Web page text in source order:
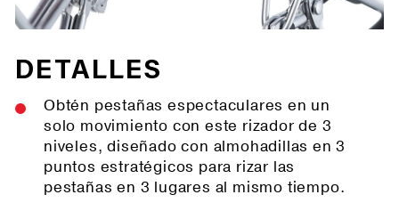
DETALLES
Obtén pestañas espectaculares en un
solo movimiento con este rizador de 3
niveles, diseñado con almohadillas en 3
puntos estratégicos para rizar las
pestañas en 3 lugares al mismo tiempo.